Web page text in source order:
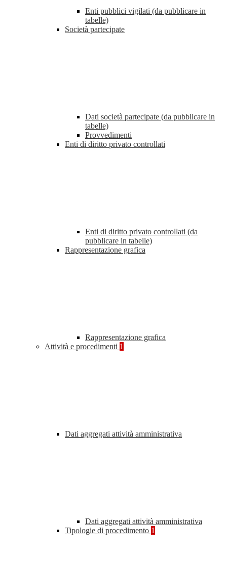
Enti pubblici vigilati (da pubblicare in
tabelle)
Società partecipate
Dati società partecipate (da pubblicare in
tabelle)
Provvedimenti
Enti di diritto privato controllati
Enti di diritto privato controllati (da
pubblicare in tabelle)
Rappresentazione grafica
Rappresentazione grafica
Attività e procedimenti 1
Dati aggregati attività amministrativa
Dati aggregati attività amministrativa
Tipologie di procedimento 1